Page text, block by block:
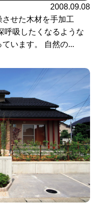
2008.09.08
せた木材を手加工
呼吸したくなるような
います。 自然の...